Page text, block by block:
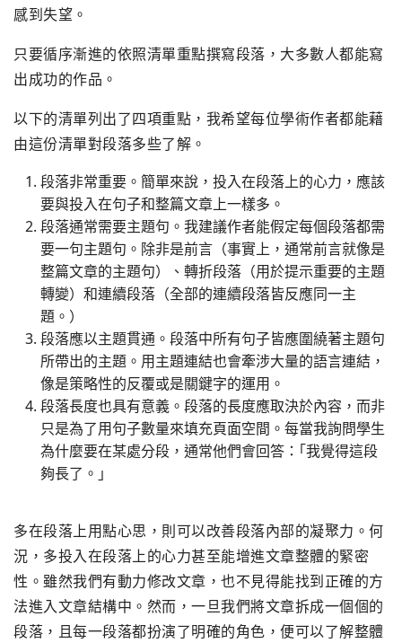
感到失望。
只要循序漸進的依照清單重點撰寫段落，大多數人都能寫
出成功的作品。
以下的清單列出了四項重點，我希望每位學術作者都能藉
由這份清單對段落多些了解。
段落非常重要。簡單來說，投入在段落上的心力，應該
要與投入在句子和整篇文章上一樣多。
段落通常需要主題句。我建議作者能假定每個段落都需
要一句主題句。除非是前言（事實上，通常前言就像是
整篇文章的主題句）、轉折段落（用於提示重要的主題
轉變）和連續段落（全部的連續段落皆反應同一主
題。）
段落應以主題貫通。段落中所有句子皆應圍繞著主題句
所帶出的主題。用主題連結也會牽涉大量的語言連結，
像是策略性的反覆或是關鍵字的運用。
段落長度也具有意義。段落的長度應取決於內容，而非
只是為了用句子數量來填充頁面空間。每當我詢問學生
為什麼要在某處分段，通常他們會回答：｢我覺得這段
夠長了。｣
多在段落上用點心思，則可以改善段落內部的凝聚力。何
況，多投入在段落上的心力甚至能增進文章整體的緊密
性。雖然我們有動力修改文章，也不見得能找到正確的方
法進入文章結構中。然而，一旦我們將文章拆成一個個的
段落，且每一段落都扮演了明確的角色，便可以了解整體